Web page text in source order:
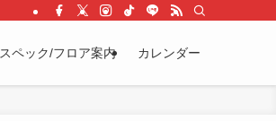
スペック/フロア案内 カレンダー